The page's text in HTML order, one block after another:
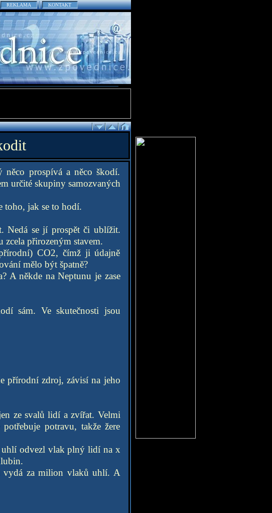
REKLAMA KONTAKT
prospívá a něco škodí.
určité skupiny samozvaných
toho, jak se to hodí.
Nedá se jí prospět či ublížit.
přirozeným stavem.
CO2, čímž ji údajně
mělo být špatně?
A někde na Neptunu je zase
sám. Ve skutečnosti jsou
přírodní zdroj, závisí na jeho
ze svalů lidí a zvířat. Velmi
potravu, takže žere
uhlí odvezl vlak plný lidí na x
vydá za milion vlaků uhlí. A